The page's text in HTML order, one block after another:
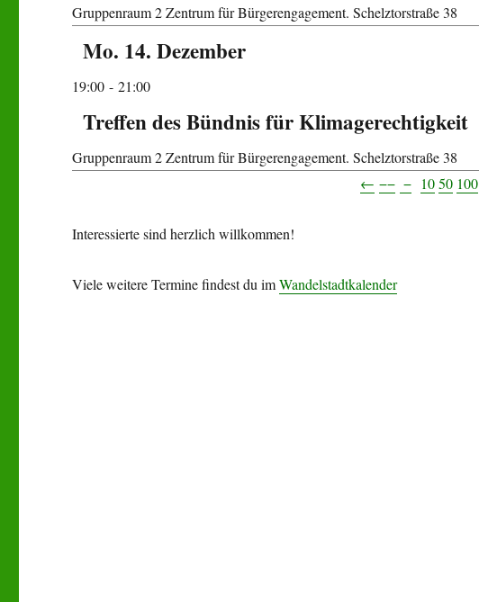
Gruppenraum 2Zentrum für Bürgerengagement. Schelztorstraße 38
Mo. 14. Dezember
19:00- 21:00
Treffen des Bündnis für Klimagerechtigkeit
Gruppenraum 2Zentrum für Bürgerengagement. Schelztorstraße 38
← −− − 10 50 100
Interessierte sind herzlich willkommen!
Viele weitere Termine findest du imWandelstadtkalender